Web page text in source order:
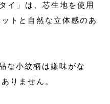
イ」は、芯生地を使用
トと自然な立体感のあ
な小紋柄は嫌味がな
りません。